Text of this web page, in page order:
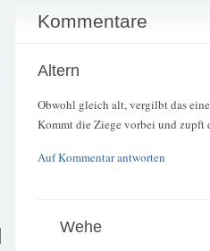
Kommentare
Altern
Obwohl gleich alt, vergilbt das
Kommt die Ziege vorbei und zupft
Auf Kommentar antworten
Wehe